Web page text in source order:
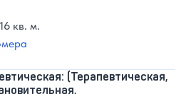
кв. м.
(Терапевтическая,